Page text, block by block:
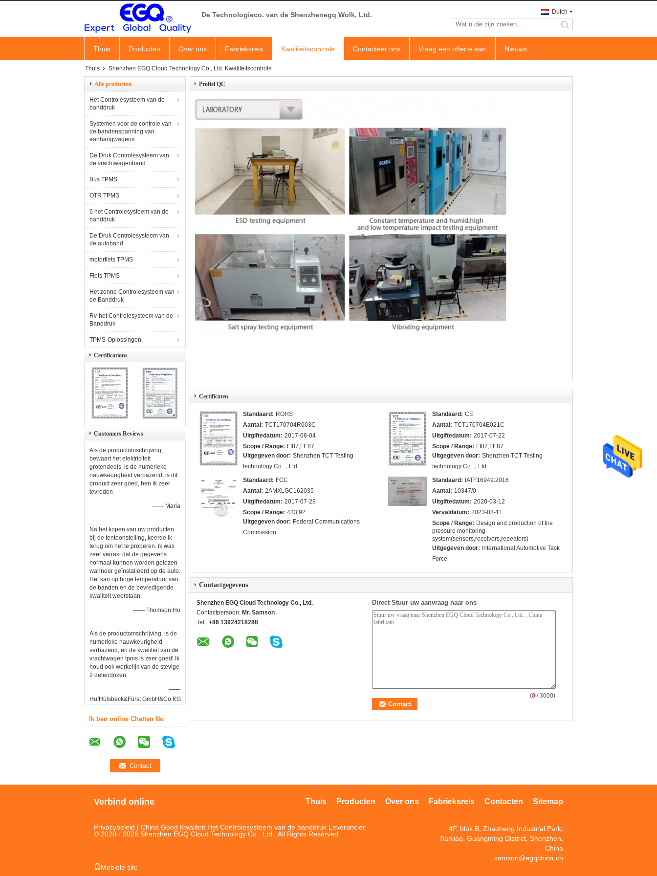
De Technologieco. van de Shenzhenegq Wolk, Ltd. Dutch
search
Thuis Producten Over ons Fabrieksreis Kwaliteitscontrole Contacteer ons Vraag een offerte aan Nieuws
Thuis Shenzhen EGQ Cloud Technology Co., Ltd. Kwaliteitscontrole
Alle producten
Het Controlesysteem van de
banddruk
Systemen voor de controle van
de bandenspanning van
aanhangwagens
De Druk Controlesysteem van
de vrachtwagenband
Bus TPMS
OTR TPMS
6 het Controlesysteem van de
banddruk
De Druk Controlesysteem van
de autoband
motorfiets TPMS
Fiets TPMS
Het zonne Controlesysteem van
de Banddruk
Rv-het Controlesysteem van de
Banddruk
TPMS-Oplossingen
Certifications
Customers Reviews
Als de productomschrijving,
bewaart het elektriciteit
grotendeels, is de numerieke
nauwkeurigheid verbazend, is dit
product zeer goed, ben ik zeer
tevreden
—— Maria
Na het kopen van uw producten
bij de tentoonstelling, keerde ik
terug om het te proberen. Ik was
zeer verrast dat de gegevens
normaal kunnen worden gelezen
wanneer geïnstalleerd op de auto.
Het kan op hoge temperatuur van
de banden en de bevredigende
kwaliteit weerstaan.
—— Thomson Ho
Als de productomschrijving, is de
numerieke nauwkeurigheid
verbazend, en de kwaliteit van de
vrachtwagen tpms is zeer goed! Ik
houd ook werkelijk van de stevige
2 delendozen.
——
HufHülsbeck&Fürst GmbH&Co.KG
Ik ben online Chatten Nu
Profiel QC
Certificaten
Standaard: ROHS
Aantal: TCT170704R003C
Uitgiftedatum: 2017-08-04
Scope / Range: FI87,FE87
Uitgegeven door: Shenzhen TCT Testing
technology Co.，Ltd
Standaard: CE
Aantal: TCT170704E021C
Uitgiftedatum: 2017-07-22
Scope / Range: FI87,FE87
Uitgegeven door: Shenzhen TCT Testing
technology Co.，Ltd
Standaard: FCC
Aantal: 2AMXLGC162035
Uitgiftedatum: 2017-07-28
Scope / Range: 433.92
Uitgegeven door: Federal Communications
Commission
Standaard: IATF16949:2016
Aantal: 10347/0
Uitgiftedatum: 2020-03-12
Vervaldatum: 2023-03-11
Scope / Range: Design and production of tire
pressure monitoring
system(sensors,receivers,repeaters)
Uitgegeven door: International Automotive Task
Force
Contactgegevens
Shenzhen EGQ Cloud Technology Co., Ltd.
Contactpersoon: Mr. Samson
Tel.: +86 13924218288
Direct Stuur uw aanvraag naar ons
(0 / 3000)
Verbind online Sitemap
Contacten
Fabrieksreis
Over ons
Producten
Thuis
Privacybeleid | China Goed Kwaliteit Het Controlesysteem van de banddruk Leverancier.
© 2020 - 2026 Shenzhen EGQ Cloud Technology Co., Ltd.. All Rights Reserved.
4F, blok B, Zhaoheng Industrial Park,
Tianliao, Guangming District, Shenzhen,
China
samson@egqchina.cn
Mobiele site